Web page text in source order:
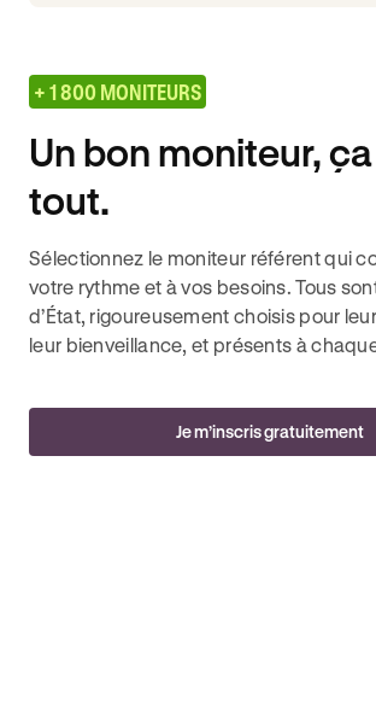
+ 1 800 MONITEURS
Un bon moniteur,
tout.
Sélectionnez le moniteur référent qui
votre rythme et à vos besoins. Tous
d’État, rigoureusement choisis pour
leur bienveillance, et présents à
Je m’inscris gratuitement